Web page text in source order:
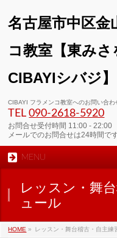
名古屋市中区
コ教室【東み
CIBAYIシバジ】
CIBAYI フラメンコ教室へのお問い合わ
TEL090-2618‐5920
お問合せ受付時間 11:00 - 22:00
メールでのお問合せは24時間で
MENU
レッスン・舞
ュール
HOME » レッスン・舞台稽古・自主練
01:00
02:00
03:00
04:00